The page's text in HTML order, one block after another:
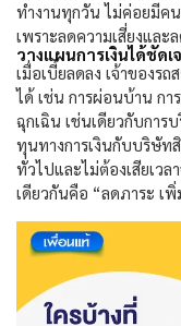
ทำงานทุกวัน ไม่ค่อยมีค
เพราะลดความเสี่ยงแล
วางแผนการเงินได้ชัดเ
เมื่อเบี้ยลดลง เจ้าของรถ
ได้ เช่น การผ่อนบ้าน กา
ฉุกเฉิน เช่นเดียวกับกา
ทุนทางการเงินกับบริษัท
ทั่วไปและไม่ต้องเสียเว
เดียวกันคือ “ลดภาระ เ